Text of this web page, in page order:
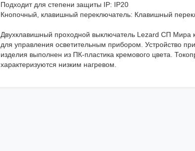
Подходит для степени защиты IP: IP20
Кнопочный, клавишный переключатель: Клавишный
Двухклавишный проходной выключатель Lezard СП Мира
для управления осветительным прибором. Устройство
изделия выполнен из ПК-пластика кремового цвета.
характеризуются низким нагревом.